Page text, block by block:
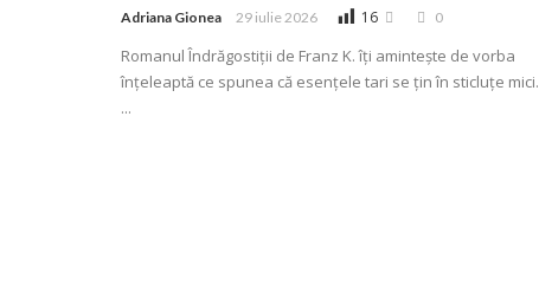
Adriana Gionea 29 iulie 2026 16 0
Romanul Îndrăgostiţii de Franz K. îţi amintește de vorba
înţeleaptă ce spunea că esenţele tari se ţin în sticluţe mici.
...